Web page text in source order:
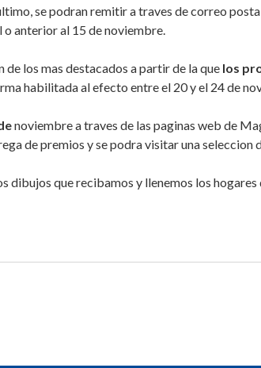
se podran remitir a traves de correo
anterior al 15 de noviembre.
los mas destacados a partir de la que los
habilitada al efecto entre el 20 y el 24 de
noviembre a traves de las paginas web de
de premios y se podra visitar una seleccion
dibujos que recibamos y llenemos los hogares